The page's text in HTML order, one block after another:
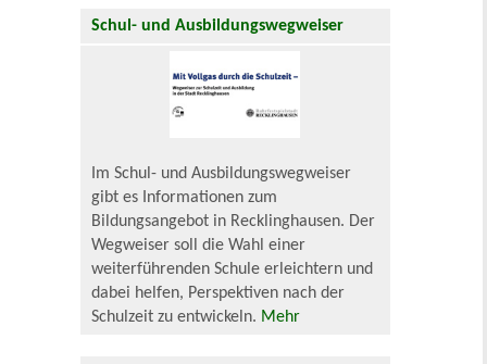
Schul- und Ausbildungswegweiser
Im Schul- und Ausbildungswegweiser
gibt es Informationen zum
Bildungsangebot in Recklinghausen. Der
Wegweiser soll die Wahl einer
weiterführenden Schule erleichtern und
dabei helfen, Perspektiven nach der
Schulzeit zu entwickeln. Mehr